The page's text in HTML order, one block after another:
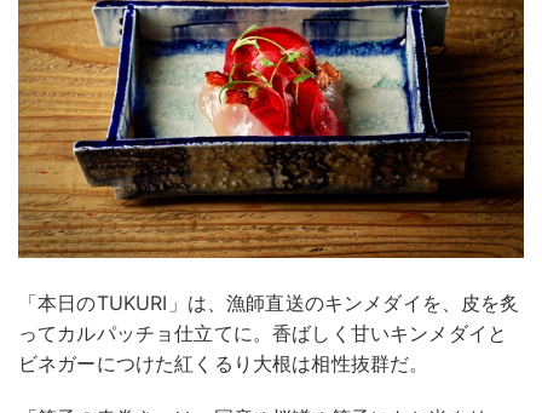
「本日のTUKURI」は、漁師直送のキンメダイを、皮を炙
ってカルパッチョ仕立てに。香ばしく甘いキンメダイと
ビネガーにつけた紅くるり大根は相性抜群だ。